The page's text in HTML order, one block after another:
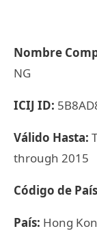
Nombre
NG
ICIJ ID:
Válido Hasta:
through 2015
Código de
País: Hong